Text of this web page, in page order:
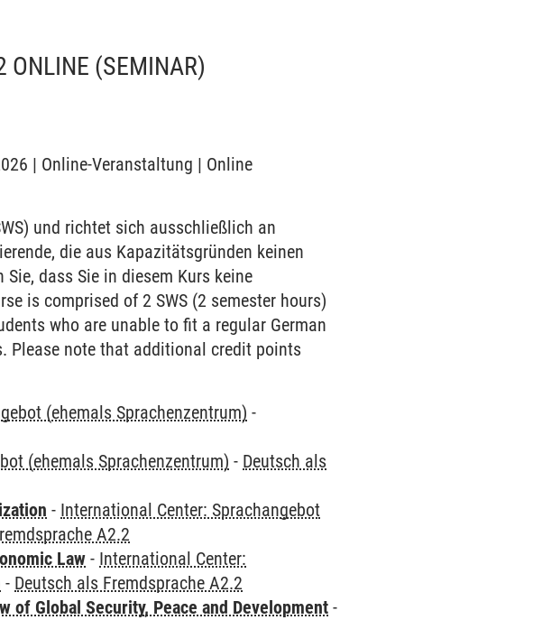
ONLINE (SEMINAR)
| Online-Veranstaltung | Online
und richtet sich ausschließlich an
die aus Kapazitätsgründen keinen
dass Sie in diesem Kurs keine
is comprised of 2 SWS (2 semester hours)
who are unable to fit a regular German
Please note that additional credit points
(ehemals Sprachenzentrum) -
(ehemals Sprachenzentrum) - Deutsch als
- International Center: Sprachangebot
A2.2
Law - International Center:
- Deutsch als Fremdsprache A2.2
of Global Security, Peace and Development -